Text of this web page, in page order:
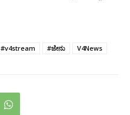
#v4stream #ಜೇನು V4News